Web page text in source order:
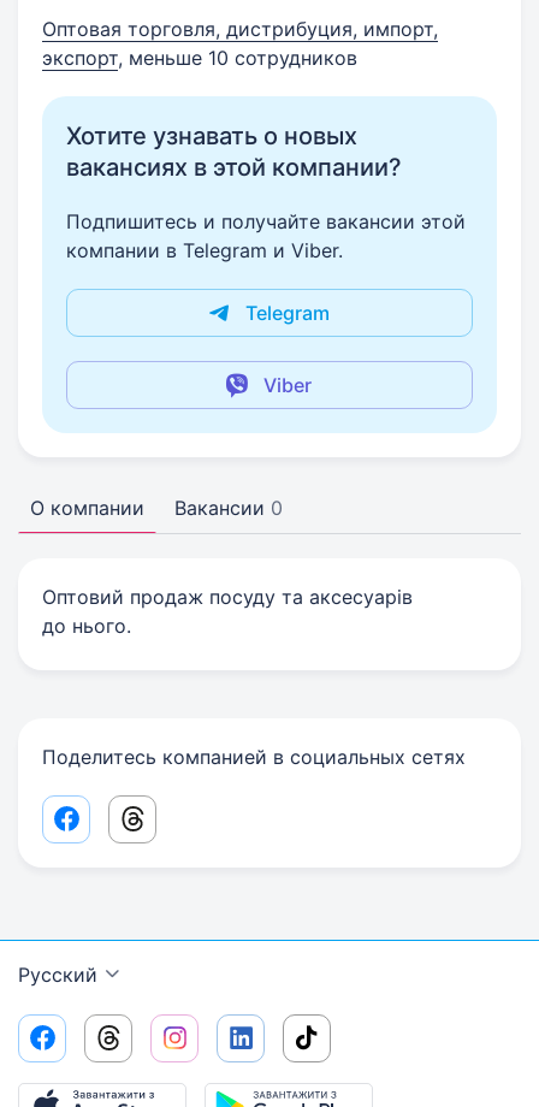
Оптовая торговля, дистрибуция, импорт,
экспорт, меньше 10 сотрудников
Хотите узнавать о новых
вакансиях в этой компании?
Подпишитесь и получайте вакансии этой
компании в Telegram и Viber.
Telegram
Viber
О компании Вакансии 0
Оптовий продаж посуду та аксесуарів
до нього.
Поделитесь компанией в социальных сетях
Facebook share link
Threads share link
Русский